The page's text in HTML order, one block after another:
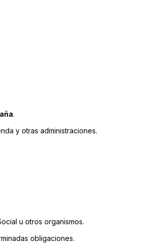
.
y otras administraciones.
u otros organismos.
obligaciones.